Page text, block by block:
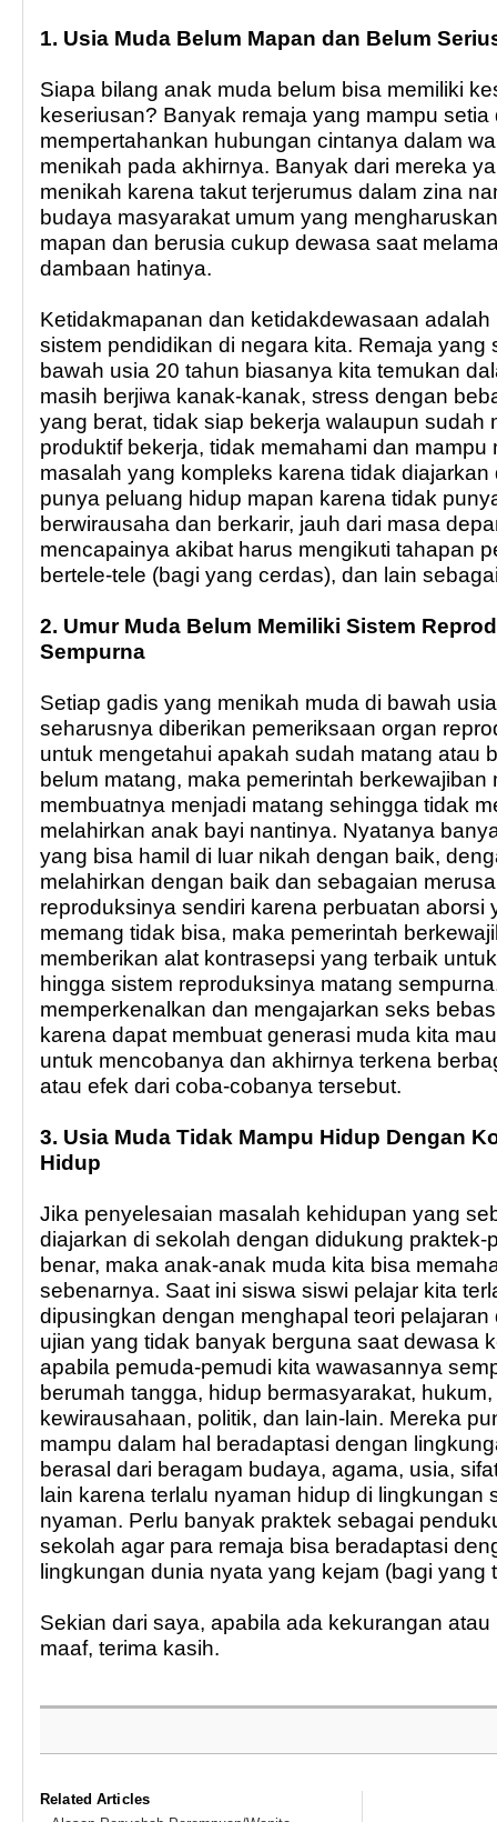
1. Usia Muda Belum Mapan dan Belum
Siapa bilang anak muda belum bisa memiliki
keseriusan? Banyak remaja yang mampu
mempertahankan hubungan cintanya dalam
menikah pada akhirnya. Banyak dari mereka
menikah karena takut terjerumus dalam zina
budaya masyarakat umum yang
mapan dan berusia cukup dewasa saat
dambaan hatinya.
Ketidakmapanan dan ketidakdewasaan
sistem pendidikan di negara kita. Remaja yang
bawah usia 20 tahun biasanya kita temukan
masih berjiwa kanak-kanak, stress dengan
yang berat, tidak siap bekerja walaupun sudah
produktif bekerja, tidak memahami dan mampu
masalah yang kompleks karena tidak diajarkan
punya peluang hidup mapan karena tidak
berwirausaha dan berkarir, jauh dari masa
mencapainya akibat harus mengikuti tahapan
bertele-tele (bagi yang cerdas), dan lain
2. Umur Muda Belum Memiliki Sistem
Sempurna
Setiap gadis yang menikah muda di bawah
seharusnya diberikan pemeriksaan organ
untuk mengetahui apakah sudah matang atau
belum matang, maka pemerintah berkewajiban
membuatnya menjadi matang sehingga tidak
melahirkan anak bayi nantinya. Nyatanya
yang bisa hamil di luar nikah dengan baik,
melahirkan dengan baik dan sebagaian
reproduksinya sendiri karena perbuatan aborsi
memang tidak bisa, maka pemerintah
memberikan alat kontrasepsi yang terbaik
hingga sistem reproduksinya matang
memperkenalkan dan mengajarkan seks
karena dapat membuat generasi muda kita
untuk mencobanya dan akhirnya terkena
atau efek dari coba-cobanya tersebut.
3. Usia Muda Tidak Mampu Hidup Dengan
Hidup
Jika penyelesaian masalah kehidupan yang
diajarkan di sekolah dengan didukung praktek-
benar, maka anak-anak muda kita bisa
sebenarnya. Saat ini siswa siswi pelajar kita
dipusingkan dengan menghapal teori pelajaran
ujian yang tidak banyak berguna saat dewasa
apabila pemuda-pemudi kita wawasannya
berumah tangga, hidup bermasyarakat,
kewirausahaan, politik, dan lain-lain. Mereka
mampu dalam hal beradaptasi dengan
berasal dari beragam budaya, agama, usia,
lain karena terlalu nyaman hidup di lingkungan
nyaman. Perlu banyak praktek sebagai
sekolah agar para remaja bisa beradaptasi
lingkungan dunia nyata yang kejam (bagi yang
Sekian dari saya, apabila ada kekurangan
maaf, terima kasih.
Related Articles